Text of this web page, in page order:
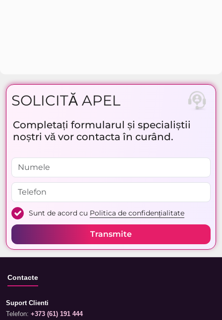
SOLICITĂ APEL
Completați formularul și specialiștii
noștri vă vor contacta în curând.
Sunt de acord cu Politica de confidențialitate
Transmite
Contacte
Suport Clienti
Telefon: +373 (61) 191 444